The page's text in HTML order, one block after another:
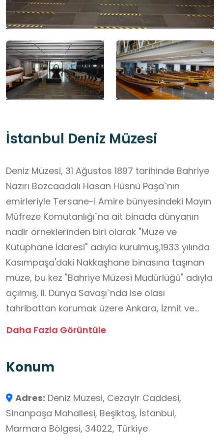
İstanbul Deniz Müzesi
Deniz Müzesi, 31 Ağustos 1897 tarihinde Bahriye
Nazırı Bozcaadalı Hasan Hüsnü Paşa`nın
emirleriyle Tersane-i Amire bünyesindeki Mayın
Müfreze Komutanlığı`na ait binada dünyanın
nadir örneklerinden biri olarak "Müze ve
Kütüphane İdaresi" adıyla kurulmuş,1933 yılında
Kasımpaşa'daki Nakkaşhane binasına taşınan
müze, bu kez "Bahriye Müzesi Müdürlüğü" adıyla
açılmış, II. Dünya Savaşı`nda ise olası
tahribattan korumak üzere Ankara, İzmit ve
Niğde`ye aktarılmıştır. 1946 yılında müzenin
binasına depolanmış, sonra da Dolmabahçe
müdürü Haluk Şehsuvaroğlu idaresinde, 1948
sonbaharında Preveze Deniz Zaferi`nin 410.
yıldönümü sırasında "Deniz Müzesi ve Arşivi
Daha Fazla Görüntüle
Konum
Adres: Deniz Müzesi, Cezayir Caddesi,
Sinanpaşa Mahallesi, Beşiktaş, İstanbul,
Marmara Bölgesi, 34022, Türkiye